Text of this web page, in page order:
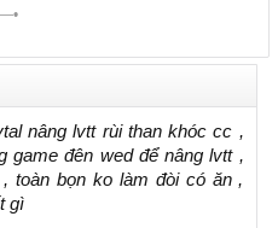
nâng lvtt rùi than khóc cc ,
game đên wed để nâng lvtt ,
toàn bọn ko làm đòi có ăn ,
gì